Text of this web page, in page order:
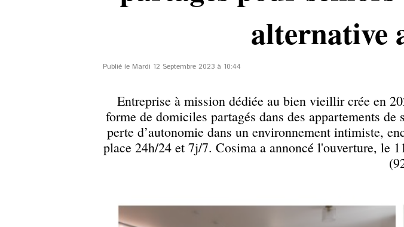
alternative
Publié le Mardi 12 Septembre 2023 à 10:44
Entreprise à mission dédiée au bien vieillir crée en
forme de domiciles partagés dans des appartements
perte d’autonomie dans un environnement intimiste,
place 24h/24 et 7j/7. Cosima a annoncé l'ouverture, le